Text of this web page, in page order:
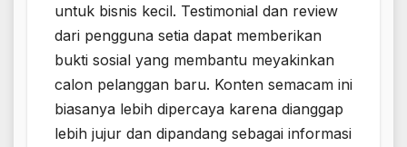
untuk bisnis kecil. Testimonial dan review
dari pengguna setia dapat memberikan
bukti sosial yang membantu meyakinkan
calon pelanggan baru. Konten semacam ini
biasanya lebih dipercaya karena dianggap
lebih jujur dan dipandang sebagai informasi